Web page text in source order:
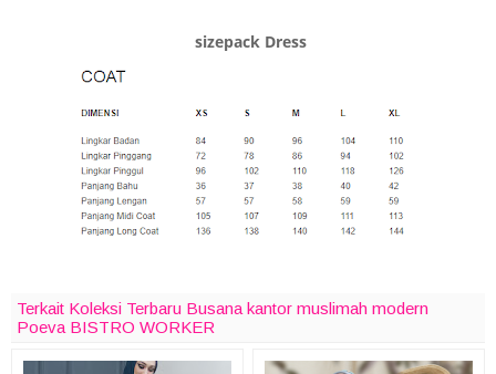
sizepack Dress
Terkait Koleksi Terbaru Busana kantor muslimah modern
Poeva BISTRO WORKER